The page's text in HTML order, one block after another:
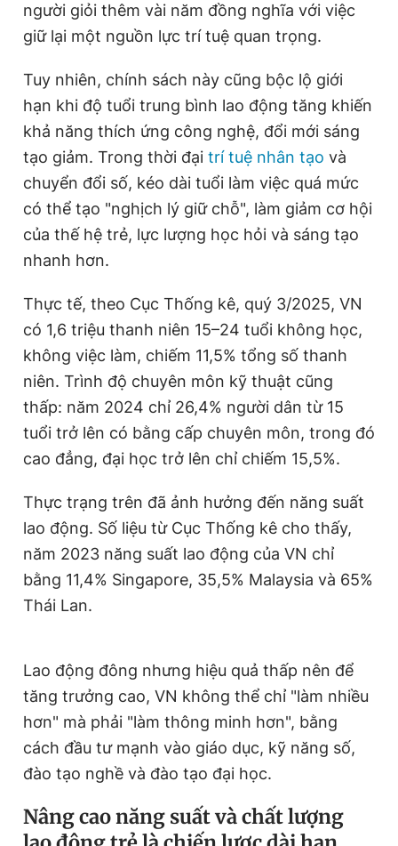
người giỏi thêm vài năm đồng nghĩa với việc
giữ lại một nguồn lực trí tuệ quan trọng.
Tuy nhiên, chính sách này cũng bộc lộ giới
hạn khi độ tuổi trung bình lao động tăng khiến
khả năng thích ứng công nghệ, đổi mới sáng
tạo giảm. Trong thời đại trí tuệ nhân tạo và
chuyển đổi số, kéo dài tuổi làm việc quá mức
có thể tạo "nghịch lý giữ chỗ", làm giảm cơ hội
của thế hệ trẻ, lực lượng học hỏi và sáng tạo
nhanh hơn.
Thực tế, theo Cục Thống kê, quý 3/2025, VN
có 1,6 triệu thanh niên 15–24 tuổi không học,
không việc làm, chiếm 11,5% tổng số thanh
niên. Trình độ chuyên môn kỹ thuật cũng
thấp: năm 2024 chỉ 26,4% người dân từ 15
tuổi trở lên có bằng cấp chuyên môn, trong đó
cao đẳng, đại học trở lên chỉ chiếm 15,5%.
Thực trạng trên đã ảnh hưởng đến năng suất
lao động. Số liệu từ Cục Thống kê cho thấy,
năm 2023 năng suất lao động của VN chỉ
bằng 11,4% Singapore, 35,5% Malaysia và 65%
Thái Lan.
Lao động đông nhưng hiệu quả thấp nên để
tăng trưởng cao, VN không thể chỉ "làm nhiều
hơn" mà phải "làm thông minh hơn", bằng
cách đầu tư mạnh vào giáo dục, kỹ năng số,
đào tạo nghề và đào tạo đại học.
Nâng cao năng suất và chất lượng